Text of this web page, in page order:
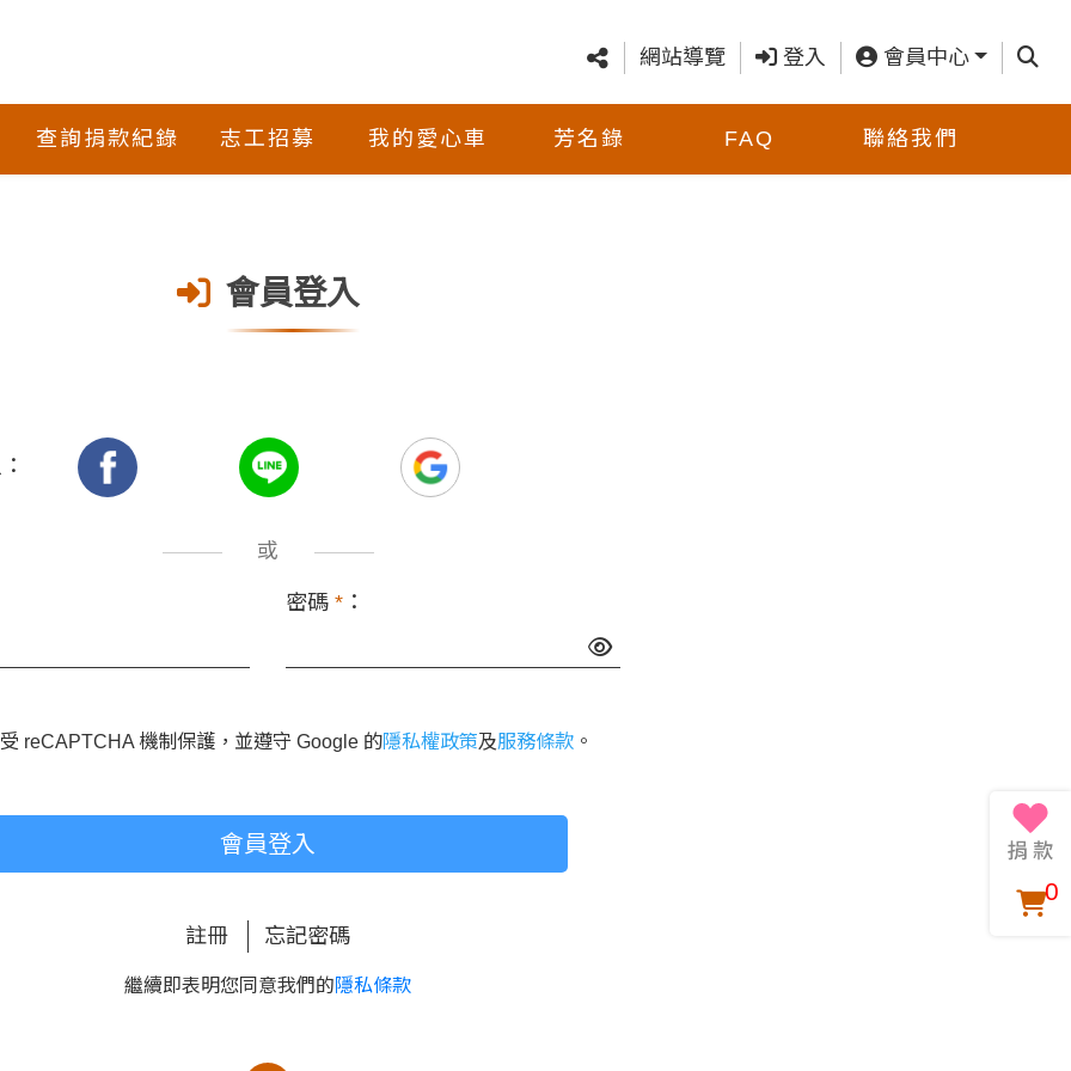
網站導覽 登入 會員中心 查詢
查詢捐款紀錄 志工招募 我的愛心車 芳名錄 FAQ 聯絡我們
會員登入
或
密碼 * ：
reCAPTCHA 機制保護，並遵守 Google 的隱私權政策及服務條款 。
會員登入
註冊 忘記密碼
繼續即表明您同意我們的隱私條款
0